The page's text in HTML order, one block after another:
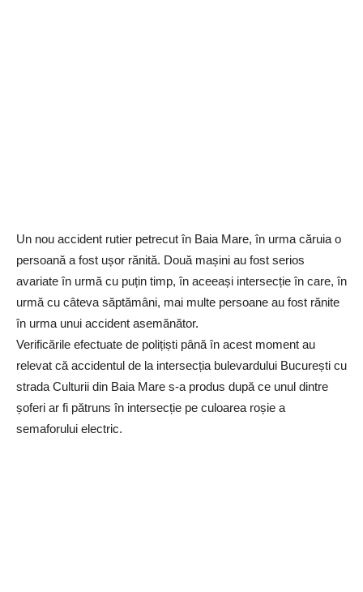
Un nou accident rutier petrecut în Baia Mare, în urma căruia o
persoană a fost ușor rănită. Două mașini au fost serios
avariate în urmă cu puțin timp, în aceeași intersecție în care, în
urmă cu câteva săptămâni, mai multe persoane au fost rănite
în urma unui accident asemănător.
Verificările efectuate de polițiști până în acest moment au
relevat că accidentul de la intersecția bulevardului București cu
strada Culturii din Baia Mare s-a produs după ce unul dintre
șoferi ar fi pătruns în intersecție pe culoarea roșie a
semaforului electric.